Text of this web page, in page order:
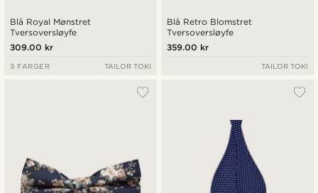
Blå Royal Mønstret
Tversoversløyfe
309.00 kr
3 FARGER TAILOR TOKI
Blå Retro Blomstret
Tversoversløyfe
359.00 kr
TAILOR TOKI